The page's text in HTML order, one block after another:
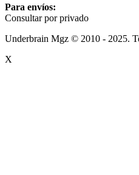
Para envíos:
Consultar por privado
Underbrain Mgz © 2010 - 2025.
X